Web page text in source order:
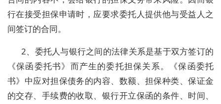
行在接受担保申请时，应要求委托人提供他与受益人之
间签订的合同。
2、委托人与银行之间的法律关系是基于双方签订的
《保函委托书》而产生的委托担保关系。《保函委托
书》中应对担保债务的内容、数额、担保种类、保证金
的交存、手续费的收取、银行开立保函的条件、时间、